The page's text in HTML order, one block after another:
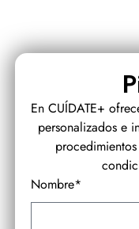
En CUÍDATE+
personalizados e
Nombre*